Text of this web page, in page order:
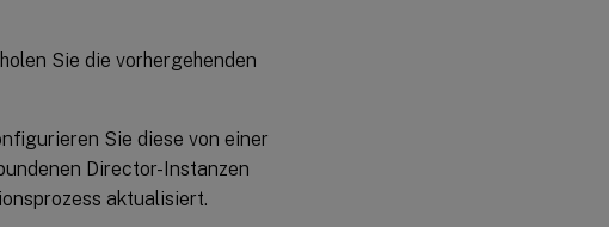
Sie die vorhergehenden
Sie diese von einer
Director-Instanzen
aktualisiert.